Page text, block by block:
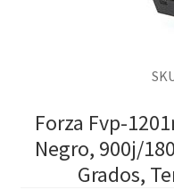
Forza Fvp-
Negro, 900j/
Grados,